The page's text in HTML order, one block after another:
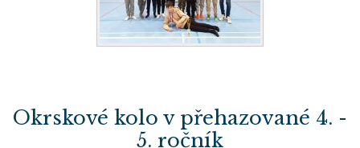
Okrskové kolo v přehazované 4. -
5. ročník